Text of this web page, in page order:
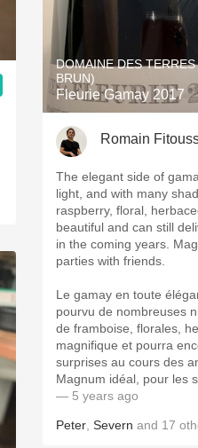
DOMAINE DES TERRES
BRUN)
Fleurie Gamay 2017
Romain
The elegant side of
light, and with many
raspberry, floral,
beautiful and can still
in the coming years.
parties with friends.
Le gamay en toute
pourvu de nombreuses
de framboise, florales,
magnifique et pourra
surprises au cours des
Magnum idéal, pour les
— 5 years ago
Peter Severn and 17